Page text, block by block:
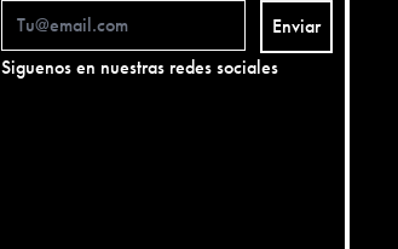
Enviar
Siguenos en nuestras redes sociales